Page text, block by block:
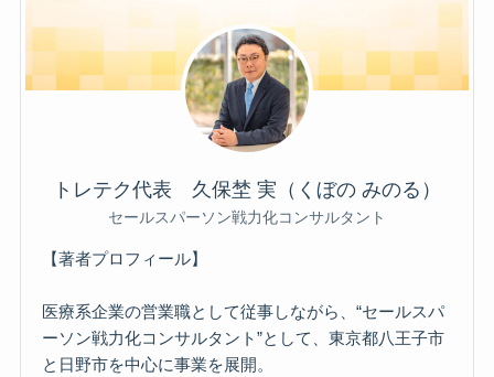
トレテク代表 久保埜 実（くぼの みのる）
セールスパーソン戦力化コンサルタント
【著者プロフィール】
医療系企業の営業職として従事しながら、“セールスパ
ーソン戦力化コンサルタント”として、東京都八王子市
と日野市を中心に事業を展開。